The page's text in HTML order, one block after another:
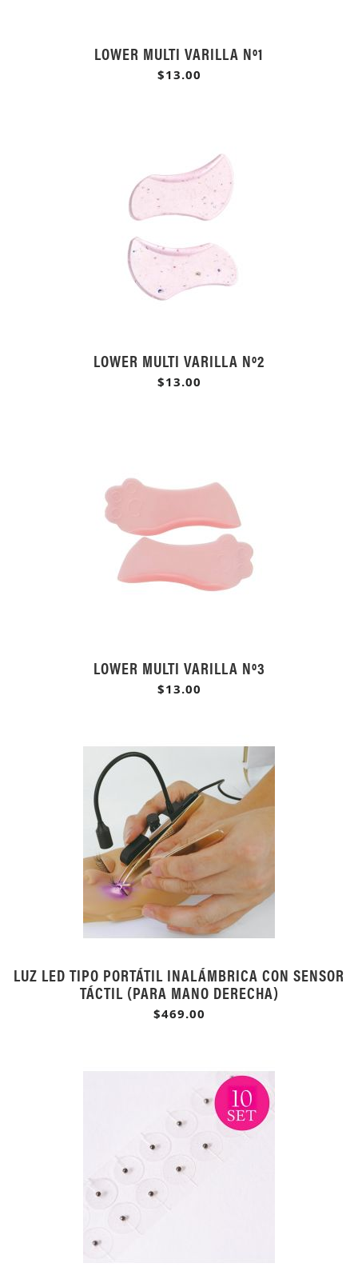
LOWER MULTI VARILLA Nº1
$13.00
LOWER MULTI VARILLA Nº2
$13.00
LOWER MULTI VARILLA Nº3
$13.00
LUZ LED TIPO PORTÁTIL INALÁMBRICA CON SENSOR
TÁCTIL (PARA MANO DERECHA)
$469.00